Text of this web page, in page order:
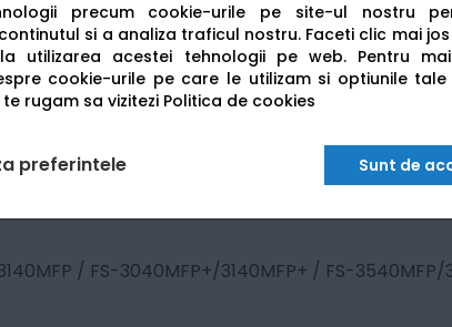
precum cookie-urile pe site-ul nostru
si a analiza traficul nostru. Faceti clic mai
utilizarea acestei tehnologii pe web. Pentru
cookie-urile pe care le utilizam si optiunile tale
rugam sa vizitezi Politica de cookies
preferintele Sunt de
/ FS-3040MFP+/3140MFP+ / FS-3540MFP/